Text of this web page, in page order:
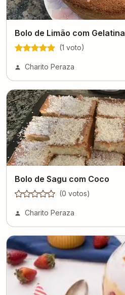
Bolo de Limão com Gelatina
(1 voto)
Charito Peraza
Bolo de Sagu com Coco
(0 votos)
Charito Peraza